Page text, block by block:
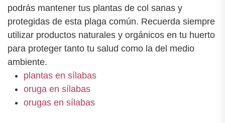
podrás mantener tus plantas de col sanas y
protegidas de esta plaga común. Recuerda siempre
utilizar productos naturales y orgánicos en tu huerto
para proteger tanto tu salud como la del medio
ambiente.
plantas en sílabas
oruga en sílabas
orugas en sílabas